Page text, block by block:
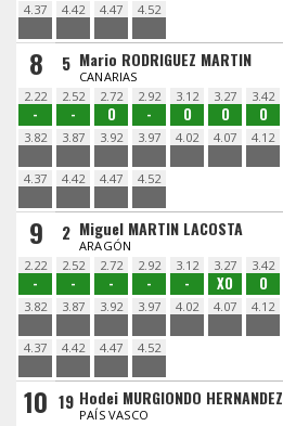
4.37 4.42 4.47 4.52
8 5 Mario RODRIGUEZ MARTIN
CANARIAS
2.22
-
2.52
-
2.72
O
2.92
-
3.12
O
3.27
O
3.42
O
3.82 3.87 3.92 3.97 4.02 4.07 4.12
4.37 4.42 4.47 4.52
9 2 Miguel MARTIN LACOSTA
ARAGÓN
2.22
-
2.52
-
2.72
-
2.92
-
3.12
-
3.27
XO
3.42
O
3.82 3.87 3.92 3.97 4.02 4.07 4.12
4.37 4.42 4.47 4.52
10 19 Hodei MURGIONDO HERNANDEZ
PAÍS VASCO